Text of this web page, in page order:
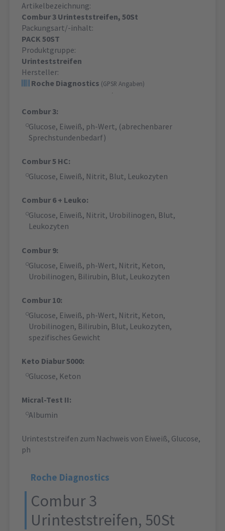
Artikelbezeichnung:
Combur 3 Urinteststreifen, 50St
Packungsart/-inhalt:
PACK 50ST
Produktgruppe:
Urinteststreifen
Hersteller:
Roche Diagnostics (GPSR Angaben)
Combur 3:
Glucose, Eiweiß, ph-Wert, (abrechenbarer
Sprechstundenbedarf)
Combur 5 HC:
Glucose, Eiweiß, Nitrit, Blut, Leukozyten
Combur 6 + Leuko:
Glucose, Eiweiß, Nitrit, Urobilinogen, Blut,
Leukozyten
Combur 9:
Glucose, Eiweiß, ph-Wert, Nitrit, Keton,
Urobilinogen, Bilirubin, Blut, Leukozyten
Combur 10:
Glucose, Eiweiß, ph-Wert, Nitrit, Keton,
Urobilinogen, Bilirubin, Blut, Leukozyten,
spezifisches Gewicht
Keto Diabur 5000:
Glucose, Keton
Micral-Test II:
Albumin
Urinteststreifen zum Nachweis von Eiweiß, Glucose,
ph
Roche Diagnostics
Combur 3
Urinteststreifen, 50St